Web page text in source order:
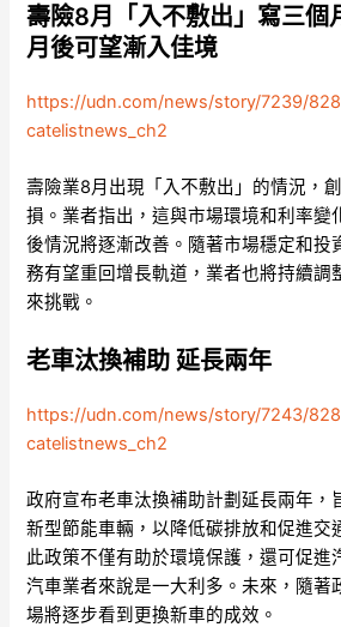
壽險8月「入不敷出」寫三個
月後可望漸入佳境
https://udn.com/news/story/7239/
catelistnews_ch2
壽險業8月出現「入不敷出」的情況，
損。業者指出，這與市場環境和利率變
後情況將逐漸改善。隨著市場穩定和投
務有望重回增長軌道，業者也將持續調
來挑戰。
老車汰換補助 延長兩年
https://udn.com/news/story/7243/
catelistnews_ch2
政府宣布老車汰換補助計劃延長兩年，
新型節能車輛，以降低碳排放和促進交
此政策不僅有助於環境保護，還可促進
汽車業者來說是一大利多。未來，隨著
場將逐步看到更換新車的成效。